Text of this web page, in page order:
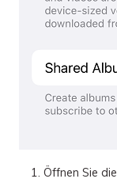
Öffnen Sie die